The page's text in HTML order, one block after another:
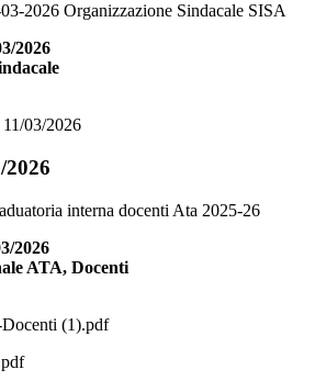
2026 Organizzazione Sindacale SISA
2026
03/2026
2026
interna docenti Ata 2025-26
2026
ATA, Docenti
(1).pdf